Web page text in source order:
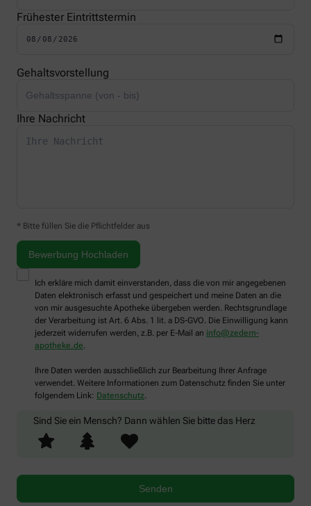
Frühester Eintrittstermin
Gehaltsvorstellung
Ihre Nachricht
* Bitte füllen Sie die Pflichtfelder aus
Ich erkläre mich damit einverstanden, dass die von mir angegebenen
Daten elektronisch erfasst und gespeichert und meine Daten an die
von mir ausgesuchte Apotheke übergeben werden. Rechtsgrundlage
der Verarbeitung ist Art. 6 Abs. 1 lit. a DS-GVO. Die Einwilligung kann
jederzeit widerrufen werden, z.B. per E-Mail an info@zedern-
apotheke.de.
Ihre Daten werden ausschließlich zur Bearbeitung Ihrer Anfrage
verwendet. Weitere Informationen zum Datenschutz finden Sie unter
folgendem Link: Datenschutz.
Sind Sie ein Mensch? Dann wählen Sie bittedas Herz